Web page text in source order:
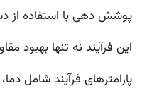
پوشش دهی با استفاده از
این فرآیند نه تنها بهبود
پارامترهای فرآیند